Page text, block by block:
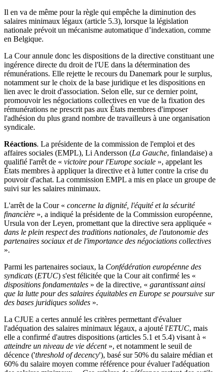
Il en va de même pour la règle qui empêche la diminution des
salaires minimaux légaux (article 5.3), lorsque la législation
nationale prévoit un mécanisme automatique d’indexation, comme
en Belgique.
La Cour annule donc les dispositions de la directive constituant une
ingérence directe du droit de l'UE dans la détermination des
rémunérations. Elle rejette le recours du Danemark pour le surplus,
notamment sur le choix de la base juridique et les dispositions en
lien avec le droit d'association. Selon elle, sur ce dernier point,
promouvoir les négociations collectives en vue de la fixation des
rémunérations ne prescrit pas aux États membres d'imposer
l'adhésion du plus grand nombre de travailleurs à une organisation
syndicale.
Réactions. La présidente de la commission de l'emploi et des
affaires sociales (EMPL), Li Andersson (La Gauche, finlandaise) a
qualifié l'arrêt de « victoire pour l'Europe sociale », appelant les
États membres à appliquer la directive et à lutter contre la crise du
pouvoir d'achat. La commission EMPL a mis en place un groupe de
suivi sur les salaires minimaux.
L'arrêt de la Cour « concerne la dignité, l'équité et la sécurité
financière », a indiqué la présidente de la Commission européenne,
Ursula von der Leyen, promettant que la directive sera appliquée «
dans le plein respect des traditions nationales, de l'autonomie des
partenaires sociaux et de l'importance des négociations collectives
».
Parmi les partenaires sociaux, la Confédération européenne des
syndicats (ETUC) s'est félicitée que la Cour ait confirmé les «
dispositions fondamentales » de la directive, « garantissant ainsi
que la lutte pour des salaires équitables en Europe se poursuive sur
des bases juridiques solides ».
La CJUE a certes annulé les critères permettant d'évaluer
l'adéquation des salaires minimaux légaux, a ajouté l'ETUC, mais
elle a confirmé d'autres dispositions (articles 5.1 et 5.4) visant à «
atteindre un niveau de vie décent », et notamment le seuil de
décence ('threshold of decency'), basé sur 50% du salaire médian et
60% du salaire moyen comme référence pour évaluer l'adéquation